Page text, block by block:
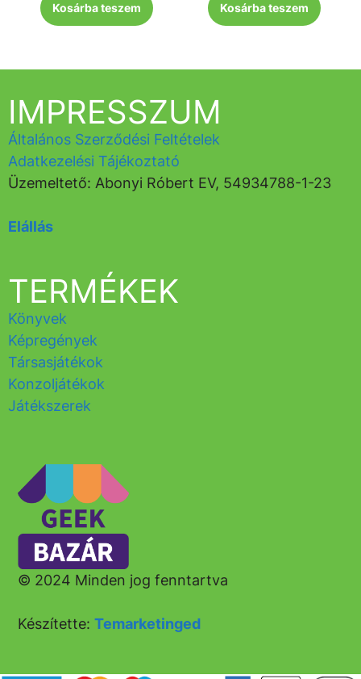
Kosárba teszem Kosárba teszem
© 2024 Minden jog fenntartva
Készítette:Temarketinged
TERMÉKEK
Könyvek
Képregények
Társasjátékok
Konzoljátékok
Játékszerek
IMPRESSZUM
Általános Szerződési Feltételek
Adatkezelési Tájékoztató
Üzemeltető: Abonyi Róbert EV, 54934788-1-23
Elállás